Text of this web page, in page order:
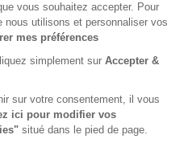
-50%
libre
4,50 € par n°